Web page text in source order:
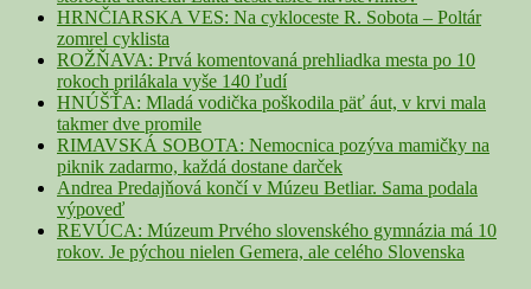
HRNČIARSKA VES: Na cykloceste R. Sobota – Poltár
zomrel cyklista
ROŽŇAVA: Prvá komentovaná prehliadka mesta po 10
rokoch prilákala vyše 140 ľudí
HNÚŠŤA: Mladá vodička poškodila päť áut, v krvi mala
takmer dve promile
RIMAVSKÁ SOBOTA: Nemocnica pozýva mamičky na
piknik zadarmo, každá dostane darček
Andrea Predajňová končí v Múzeu Betliar. Sama podala
výpoveď
REVÚCA: Múzeum Prvého slovenského gymnázia má 10
rokov. Je pýchou nielen Gemera, ale celého Slovenska